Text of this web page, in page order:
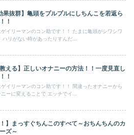
果抜群】亀頭をプルプルにしちんこを若返ら
！
ゲイリーマンのコン助です！！ たまに亀頭がシワシワ
ハリがない時があったりすんだ...
教える】正しいオナニーの方法！！一度見直し
！
ゲイリーマンのコン助です！！ 間違ったオナニーから
ーに変えることで エッチでイ...
！】まっすぐちんこのすべて～おちんちんのカ
ズ～